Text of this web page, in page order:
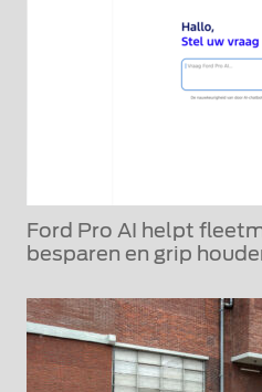
Ford Pro AI helpt
besparen en grip